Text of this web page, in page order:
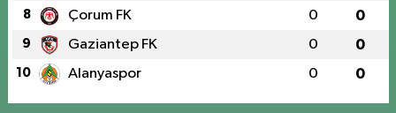
8 Çorum FK 0 0
9 Gaziantep FK 0 0
10 Alanyaspor 0 0